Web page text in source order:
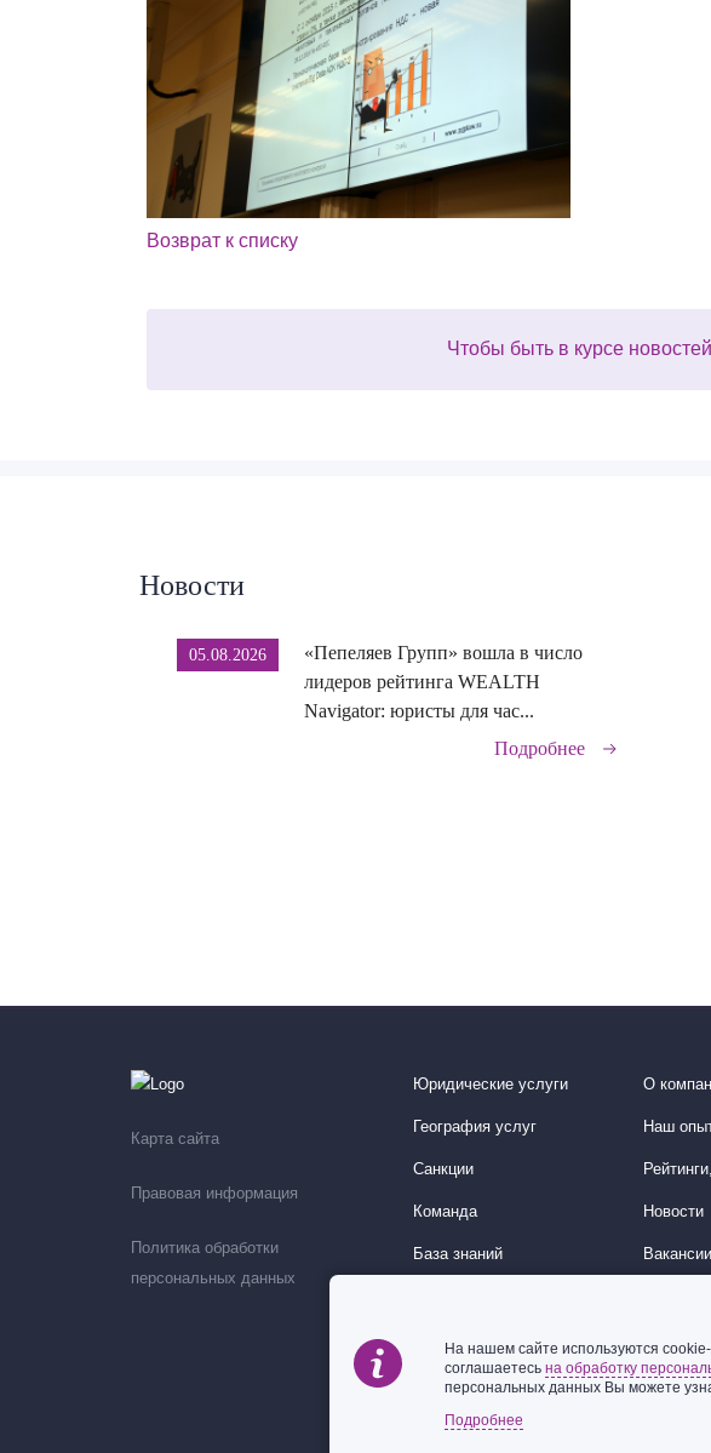
Возврат к списку
Чтобы быть в курсе
Новости
05.08.2026
«Пепеляев Групп» вошла в число
лидеров рейтинга WEALTH
Navigator: юристы для час...
Подробнее
Карта сайта
Правовая информация
Политика обработки
персональных данных
Юридические услуги
География услуг
Санкции
Команда
База знаний
О
Наш
Новости
Вакансии
На нашем сайте используются
соглашаетесь на обработку
персональных данных Вы можете
Подробнее